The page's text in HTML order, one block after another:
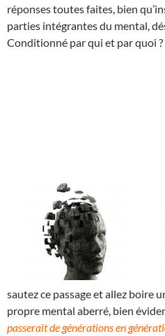
réponses toutes faites, bien
parties intégrantes du mental,
Conditionné par qui et par quoi ?
sautez ce passage et allez boire
propre mental aberré, bien
passerait de générations en